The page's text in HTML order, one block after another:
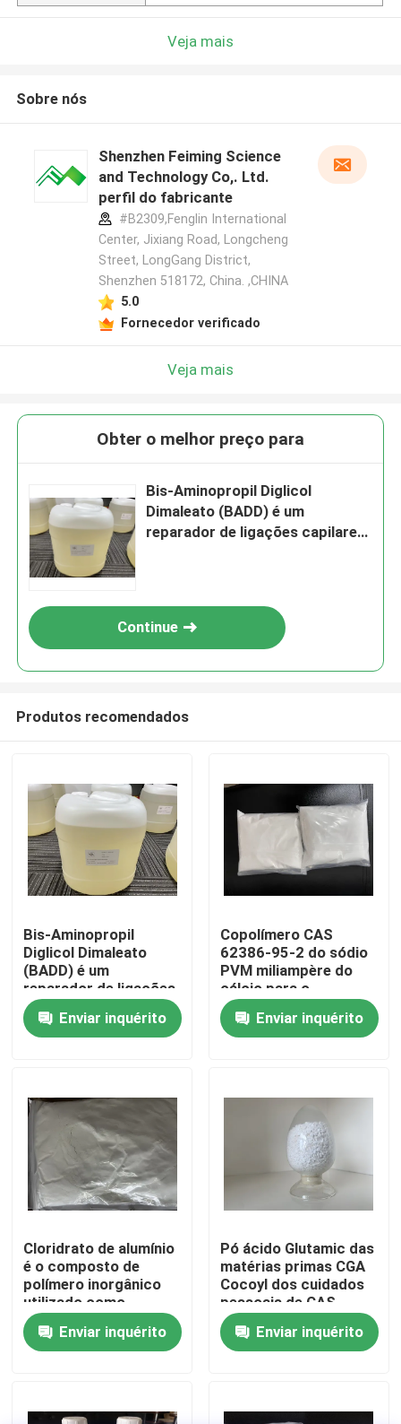
Produtos
Vídeos
Excursão da fábrica
Controle da qualidade
Contacte-nos
Peça umas citações
Monômero do Polyimide
Material de revestimento de borracha
Veja mais
Sobre nós
Shenzhen Feiming Science
and Technology Co,. Ltd.
perfil do fabricante
#B2309,Fenglin International
Center, Jixiang Road, Longcheng
Street, LongGang District,
Shenzhen 518172, China. ,CHINA
5.0
Fornecedor verificado
Veja mais
Obter o melhor preço para
Bis-Aminopropil Diglicol
Dimaleato (BADD) é um
reparador de ligações capilares
durante processos químicos
como descoloração, coloração,
Continue
Produtos recomendados
Bis-Aminopropil
Diglicol Dimaleato
(BADD) é um
reparador de ligações
capilares que restaura
a força e integridade
das ligações do
processos químicos
como descoloração,
coloração,
permanente e
alisamento.
Enviar inquérito
Copolímero CAS
62386-95-2 do sódio
PVM miliampère do
cálcio para o
esparadrapo da
dentaduraEnviar inquérito
Cloridrato de alumínio
é o composto de
polímero inorgânico
utilizado como
ingrediente em
suplementos para
cosméticos ou
farmacêutica
Enviar inquérito
Pó ácido Glutamic das
matérias primas CGA
Cocoyl dos cuidados
pessoais de CAS
210357-12-3
Enviar inquérito